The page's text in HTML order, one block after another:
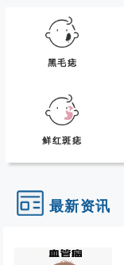
黑毛痣
鲜红斑痣
最新资讯